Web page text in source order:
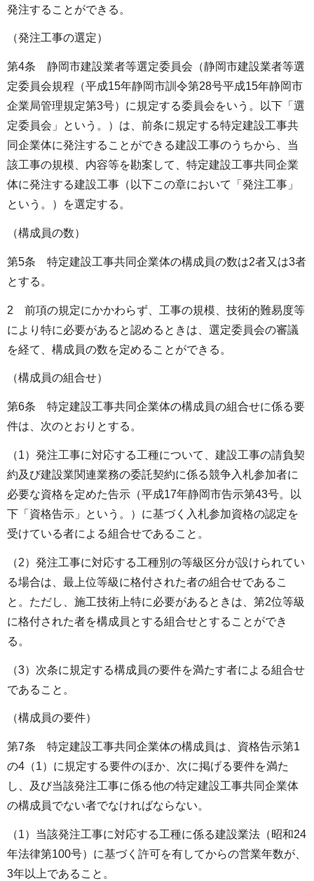
発注することができる。
（発注工事の選定）
第4条 静岡市建設業者等選定委員会（静岡市建設業者等選
定委員会規程（平成15年静岡市訓令第28号平成15年静岡市
企業局管理規定第3号）に規定する委員会をいう。以下「選
定委員会」という。）は、前条に規定する特定建設工事共
同企業体に発注することができる建設工事のうちから、当
該工事の規模、内容等を勘案して、特定建設工事共同企業
体に発注する建設工事（以下この章において「発注工事」
という。）を選定する。
（構成員の数）
第5条 特定建設工事共同企業体の構成員の数は2者又は3者
とする。
2 前項の規定にかかわらず、工事の規模、技術的難易度等
により特に必要があると認めるときは、選定委員会の審議
を経て、構成員の数を定めることができる。
（構成員の組合せ）
第6条 特定建設工事共同企業体の構成員の組合せに係る要
件は、次のとおりとする。
（1）発注工事に対応する工種について、建設工事の請負契
約及び建設業関連業務の委託契約に係る競争入札参加者に
必要な資格を定めた告示（平成17年静岡市告示第43号。以
下「資格告示」という。）に基づく入札参加資格の認定を
受けている者による組合せであること。
（2）発注工事に対応する工種別の等級区分が設けられてい
る場合は、最上位等級に格付された者の組合せであるこ
と。ただし、施工技術上特に必要があるときは、第2位等級
に格付された者を構成員とする組合せとすることができ
る。
（3）次条に規定する構成員の要件を満たす者による組合せ
であること。
（構成員の要件）
第7条 特定建設工事共同企業体の構成員は、資格告示第1
の4（1）に規定する要件のほか、次に掲げる要件を満た
し、及び当該発注工事に係る他の特定建設工事共同企業体
の構成員でない者でなければならない。
（1）当該発注工事に対応する工種に係る建設業法（昭和24
年法律第100号）に基づく許可を有してからの営業年数が、
3年以上であること。